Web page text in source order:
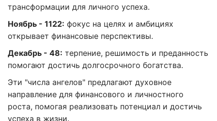
трансформации для личного успеха.
Ноябрь - 1122: фокус на целях и амбициях
открывает финансовые перспективы.
Декабрь - 48: терпение, решимость и преданность
помогают достичь долгосрочного богатства.
Эти "числа ангелов" предлагают духовное
направление для финансового и личностного
роста, помогая реализовать потенциал и достичь
успеха в жизни.